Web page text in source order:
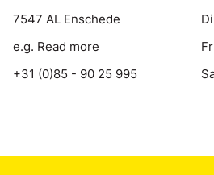
7547 AL Enschede
e.g. Read more
+31 (0)85 - 90 25 995
Fr